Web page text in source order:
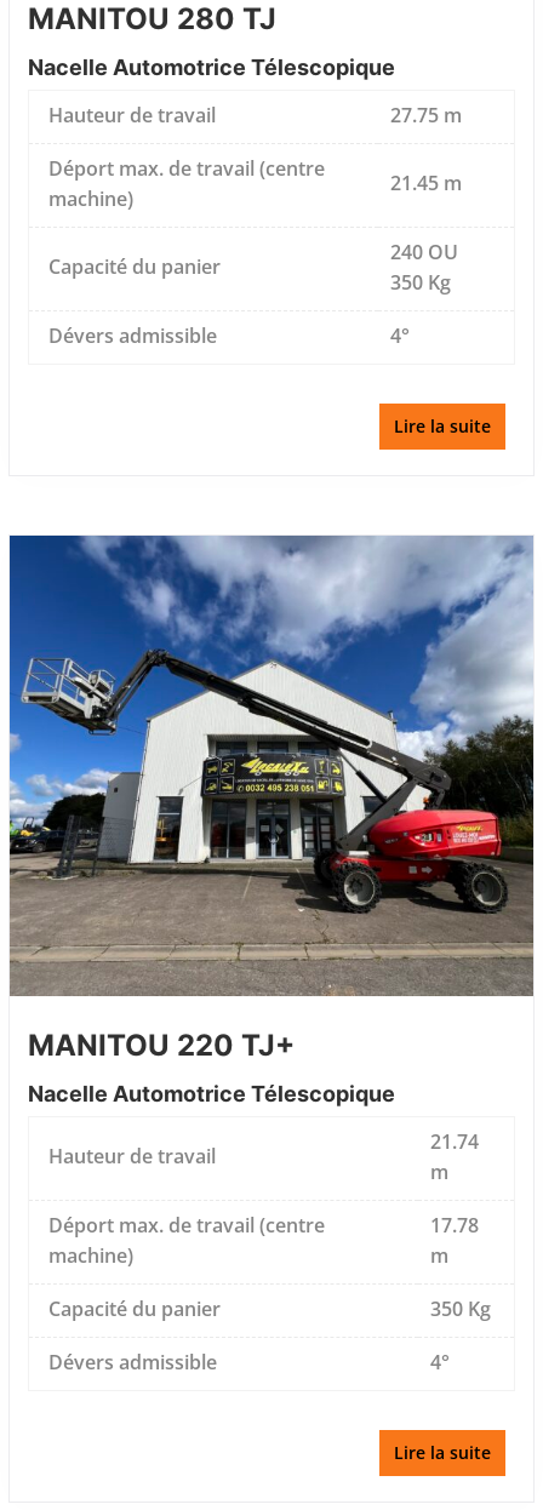
MANITOU 280 TJ
Nacelle Automotrice Télescopique
Hauteur de travail
27.75 m
Déport max. de travail (centre
machine)
21.45 m
Capacité du panier
240 OU
350 Kg
Dévers admissible
4°
Lire la suite
MANITOU 220 TJ+
Nacelle Automotrice Télescopique
Hauteur de travail
21.74
m
Déport max. de travail (centre
machine)
17.78
m
Capacité du panier
350 Kg
Dévers admissible
4°
Lire la suite